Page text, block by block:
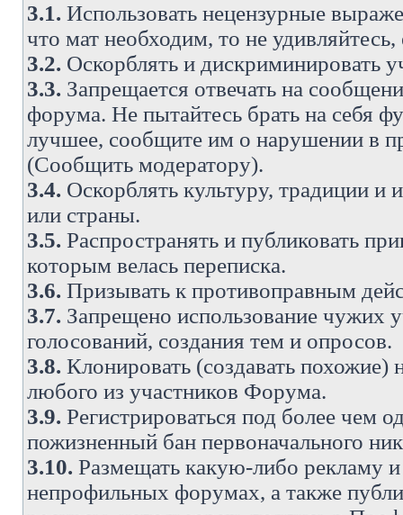
3.1. Использовать нецензурные
что мат необходим, то не
3.2. Оскорблять и дискриминировать
3.3. Запрещается отвечать на
форума. Не пытайтесь брать на себя
лучшее, сообщите им о нарушении в
(Сообщить модератору).
3.4. Оскорблять культуру, традиции
или страны.
3.5. Распространять и публиковать
которым велась переписка.
3.6. Призывать к противоправным
3.7. Запрещено использование чужих
голосований, создания тем и опросов.
3.8. Клонировать (создавать похожие)
любого из участников Форума.
3.9. Регистрироваться под более чем
пожизненный бан первоначального
3.10. Размещать какую-либо рекламу
непрофильных форумах, а также